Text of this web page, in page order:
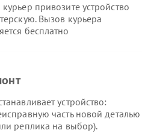
привозите устройство
Вызов курьера
бесплатно
устройство:
часть новой деталью
реплика на выбор).